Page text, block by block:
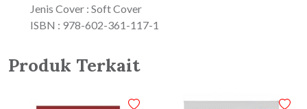
Jenis Cover : Soft Cover
ISBN : 978-602-361-117-1
Produk Terkait